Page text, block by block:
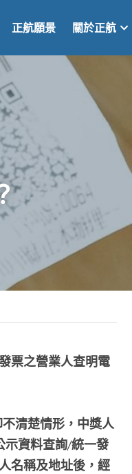
正航願景 關於正航
票之營業人查明電
清楚情形，中獎人
資料查詢/統一發
名稱及地址後，經